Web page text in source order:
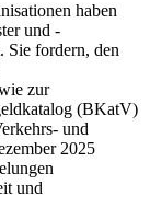
haben
und -
Sie fordern, den
zur
(BKatV)
und
2025
und